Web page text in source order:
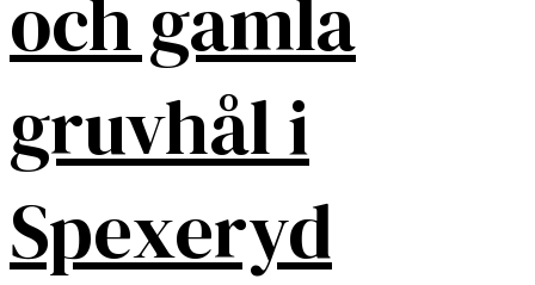
och gamla
gruvhål i
Spexeryd